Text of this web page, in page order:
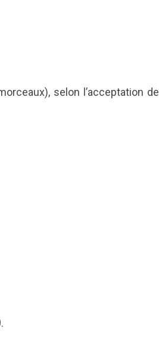
selon l’acceptation de
.